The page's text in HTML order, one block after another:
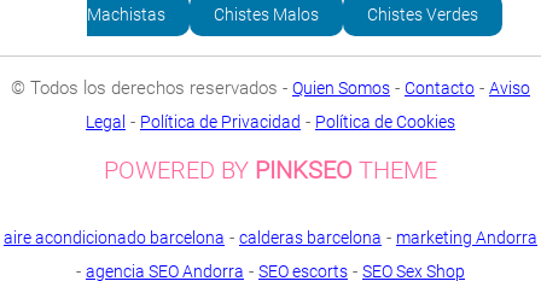
Machistas Chistes Malos Chistes Verdes
© Todos los derechos reservados - Quien Somos - Contacto - Aviso
Legal - Política de Privacidad - Política de Cookies
POWERED BY PINKSEO THEME
aire acondicionado barcelona - calderas barcelona - marketing Andorra
- agencia SEO Andorra - SEO escorts - SEO Sex Shop